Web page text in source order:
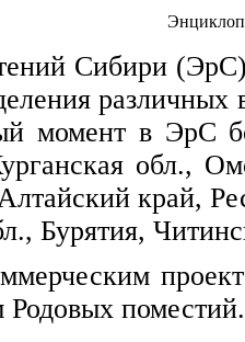
Сибири (ЭрС)
момент в ЭрС
обл.,
край,
Бурятия,
Родовых поместий.